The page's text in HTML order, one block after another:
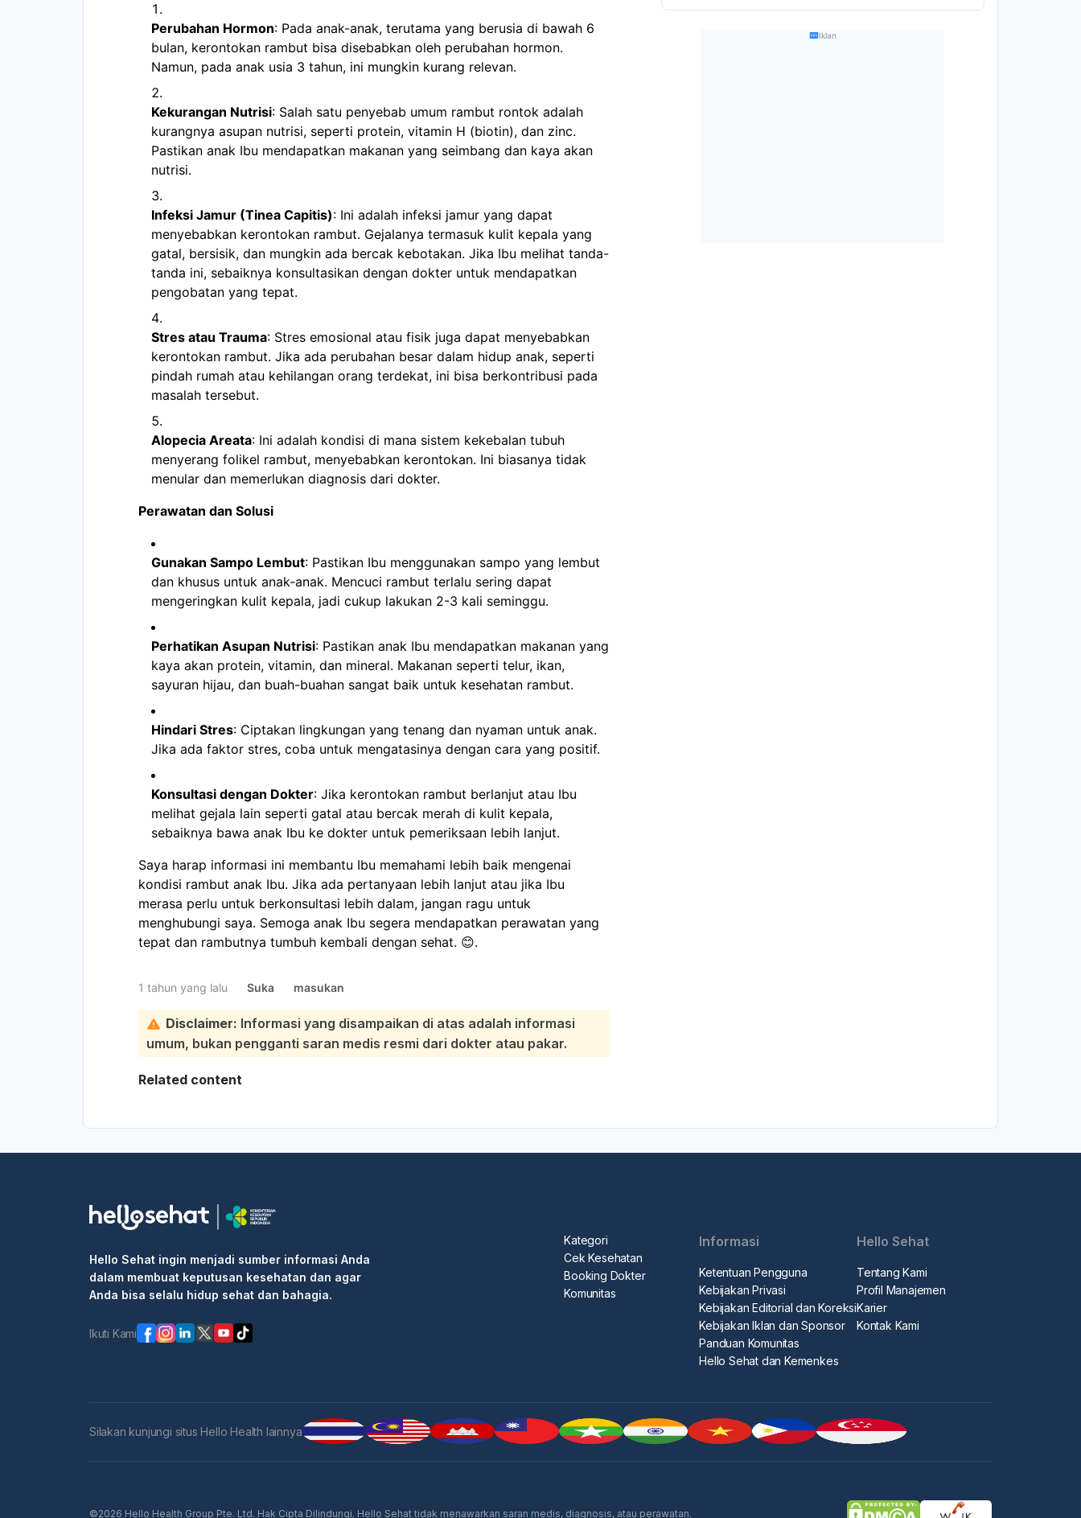
Perubahan Hormon: Pada anak-anak, terutama yang berusia di bawah 6
bulan, kerontokan rambut bisa disebabkan oleh perubahan hormon.
Namun, pada anak usia 3 tahun, ini mungkin kurang relevan.
Kekurangan Nutrisi: Salah satu penyebab umum rambut rontok adalah
kurangnya asupan nutrisi, seperti protein, vitamin H (biotin), dan zinc.
Pastikan anak Ibu mendapatkan makanan yang seimbang dan kaya akan
nutrisi.
Infeksi Jamur (Tinea Capitis): Ini adalah infeksi jamur yang dapat
menyebabkan kerontokan rambut. Gejalanya termasuk kulit kepala yang
gatal, bersisik, dan mungkin ada bercak kebotakan. Jika Ibu melihat tanda-
tanda ini, sebaiknya konsultasikan dengan dokter untuk mendapatkan
pengobatan yang tepat.
Stres atau Trauma: Stres emosional atau fisik juga dapat menyebabkan
kerontokan rambut. Jika ada perubahan besar dalam hidup anak, seperti
pindah rumah atau kehilangan orang terdekat, ini bisa berkontribusi pada
masalah tersebut.
Alopecia Areata: Ini adalah kondisi di mana sistem kekebalan tubuh
menyerang folikel rambut, menyebabkan kerontokan. Ini biasanya tidak
menular dan memerlukan diagnosis dari dokter.
Perawatan dan Solusi
Gunakan Sampo Lembut: Pastikan Ibu menggunakan sampo yang lembut
dan khusus untuk anak-anak. Mencuci rambut terlalu sering dapat
mengeringkan kulit kepala, jadi cukup lakukan 2-3 kali seminggu.
Perhatikan Asupan Nutrisi: Pastikan anak Ibu mendapatkan makanan yang
kaya akan protein, vitamin, dan mineral. Makanan seperti telur, ikan,
sayuran hijau, dan buah-buahan sangat baik untuk kesehatan rambut.
Hindari Stres: Ciptakan lingkungan yang tenang dan nyaman untuk anak.
Jika ada faktor stres, coba untuk mengatasinya dengan cara yang positif.
Konsultasi dengan Dokter: Jika kerontokan rambut berlanjut atau Ibu
melihat gejala lain seperti gatal atau bercak merah di kulit kepala,
sebaiknya bawa anak Ibu ke dokter untuk pemeriksaan lebih lanjut.
Saya harap informasi ini membantu Ibu memahami lebih baik mengenai
kondisi rambut anak Ibu. Jika ada pertanyaan lebih lanjut atau jika Ibu
merasa perlu untuk berkonsultasi lebih dalam, jangan ragu untuk
menghubungi saya. Semoga anak Ibu segera mendapatkan perawatan yang
tepat dan rambutnya tumbuh kembali dengan sehat. 😊.
1 tahun yang lalu Suka masukan
Disclaimer: Informasi yang disampaikan di atas adalah informasi
umum, bukan pengganti saran medis resmi dari dokter atau pakar.
Related content
Iklan
Hello Sehat ingin menjadi sumber informasi Anda
dalam membuat keputusan kesehatan dan agar
Anda bisa selalu hidup sehat dan bahagia.
Ikuti Kami
Kategori
Cek Kesehatan
Booking Dokter
Komunitas
Informasi
Ketentuan Pengguna
Kebijakan Privasi
Kebijakan Editorial dan Koreksi
Kebijakan Iklan dan Sponsor
Panduan Komunitas
Hello Sehat dan Kemenkes
Hello Sehat
Tentang Kami
Profil Manajemen
Karier
Kontak Kami
Silakan kunjungi situs Hello Health lainnya
©2026 Hello Health Group Pte. Ltd. Hak Cipta Dilindungi. Hello Sehat tidak menawarkan saran medis, diagnosis, atau perawatan.